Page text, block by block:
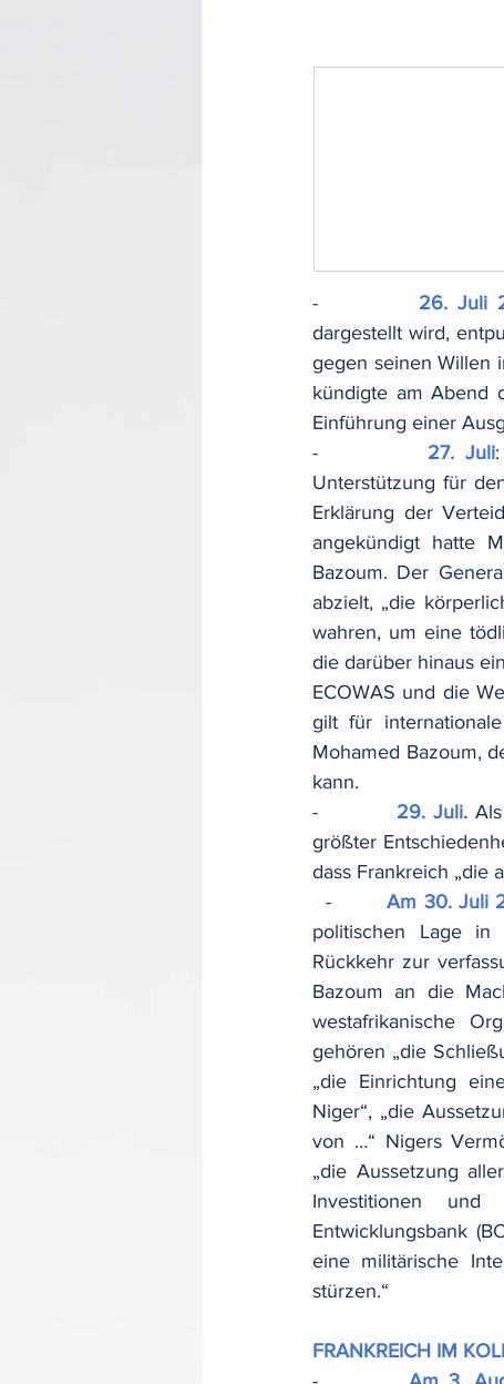
- 26. Juli
dargestellt wird,
gegen seinen Willen
kündigte am Abend
Einführung einer
- 27. Juli
Unterstützung für
Erklärung der
angekündigt hatte
Bazoum. Der
abzielt, „die
wahren, um eine
die darüber hinaus
ECOWAS und die
gilt für
Mohamed Bazoum,
kann.
- 29. Juli.
größter
dass Frankreich „die
  -
Am 30. Juli
politischen Lage in
Rückkehr zur
Bazoum an die
westafrikanische
gehören „die
„die Einrichtung
Niger“, „die
von …“ Nigers
„die Aussetzung
Investitionen und
Entwicklungsbank
eine militärische
stürzen.“
FRANKREICH IM